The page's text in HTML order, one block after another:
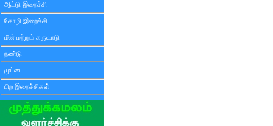
ஆட்டு இறைச்சி
கோழி இறைச்சி
மீன் மற்றும் கருவாடு
நண்டு
முட்டை
பிற இறைச்சிகள்